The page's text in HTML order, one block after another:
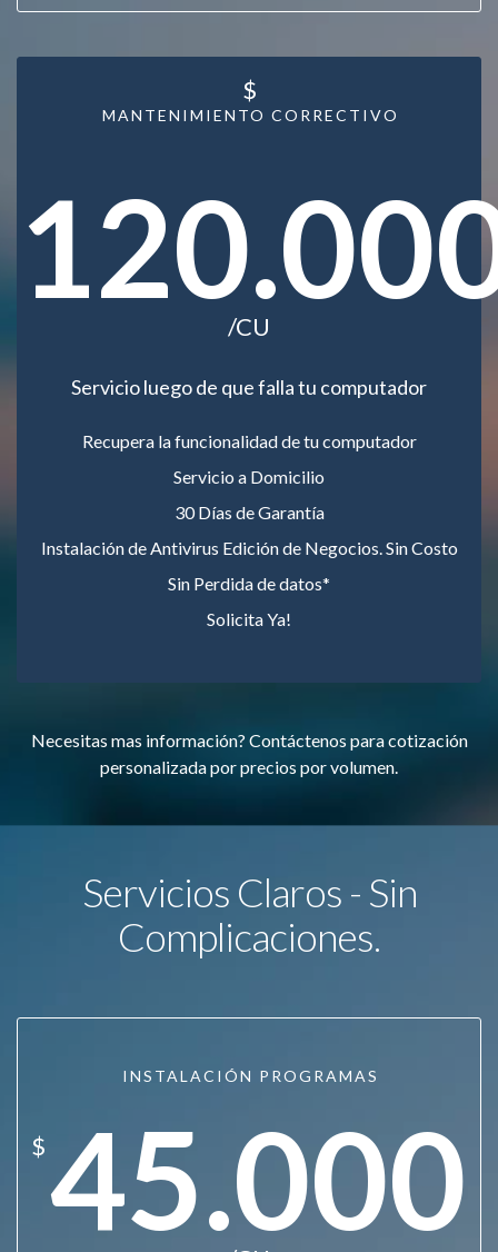
MANTENIMIENTO CORRECTIVO
$
/CU
Servicio luego de que falla tu computador
Recupera la funcionalidad de tu computador
Servicio a Domicilio
30 Días de Garantía
Instalación de Antivirus Edición de Negocios. Sin Costo
Sin Perdida de datos*
Solicita Ya!
Necesitas mas información? Contáctenos para cotización
personalizada por precios por volumen.
Servicios Claros - Sin
Complicaciones.
INSTALACIÓN PROGRAMAS
$45.000